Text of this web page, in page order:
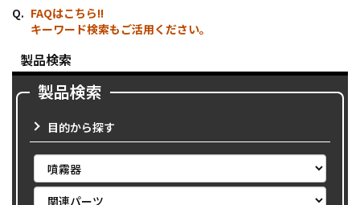
FAQはこちら!!
キーワード検索もご活用ください。
製品検索
製品検索
目的から探す